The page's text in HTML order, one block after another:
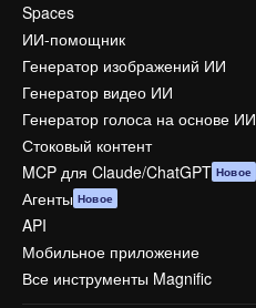
Spaces
ИИ-помощник
Генератор изображений ИИ
Генератор видео ИИ
Генератор голоса на основе ИИ
Стоковый контент
MCP для Claude/ChatGPT Новое
Агенты Новое
API
Мобильное приложение
Все инструменты Magnific